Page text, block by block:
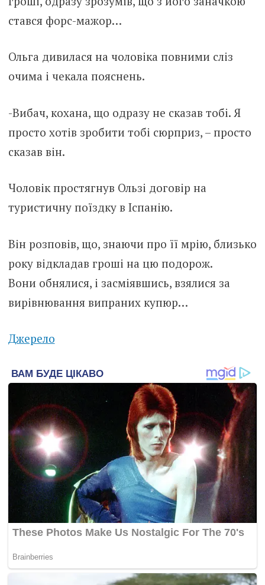
стався форс-мажор…
Ольга дивилася на чоловіка повними сліз
очима і чекала пояснень.
-Вибач, кохана, що одразу не сказав тобі. Я
просто хотів зробити тобі сюрприз, – просто
сказав він.
Чоловік простягнув Ользі договір на
туристичну поїздку в Іспанію.
Він розповів, що, знаючи про її мрію, близько
року відкладав гроші на цю подорож.
Вони обнялися, і засміявшись, взялися за
вирівнювання випраних купюр…
Джерело